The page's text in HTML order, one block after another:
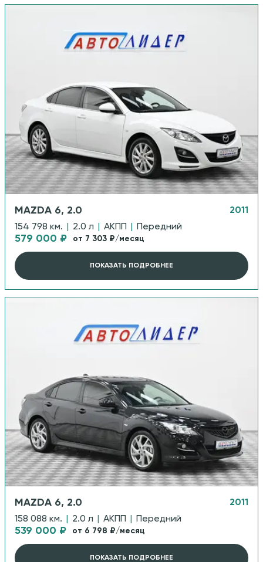
MAZDA 6, 2.0
2011
154 798 км.
2.0 л АКПП Передний
579 000 ₽ от 7 303 ₽/месяц
ПОКАЗАТЬ ПОДРОБНЕЕ
MAZDA 6, 2.0
2011
158 088 км.
2.0 л АКПП Передний
539 000 ₽ от 6 798 ₽/месяц
ПОКАЗАТЬ ПОДРОБНЕЕ